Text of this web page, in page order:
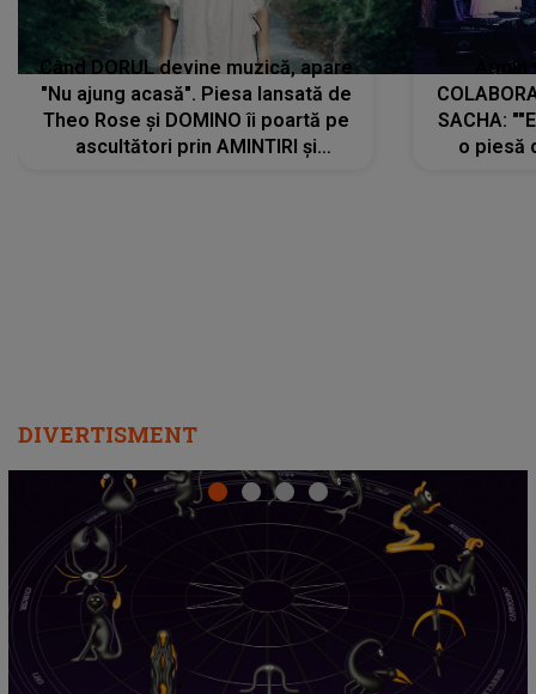
Când DORUL devine muzică, apare
"Nu ajung acasă". Piesa lansată de
Theo Rose și DOMINO îi poartă pe
ascultători prin AMINTIRI și
SACHA:
o piesă
DIVERTISMENT